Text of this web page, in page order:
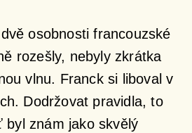
osobnosti francouzské
rozešly, nebyly zkrátka
vlnu. Franck si liboval v
Dodržovat pravidla, to
byl znám jako skvělý